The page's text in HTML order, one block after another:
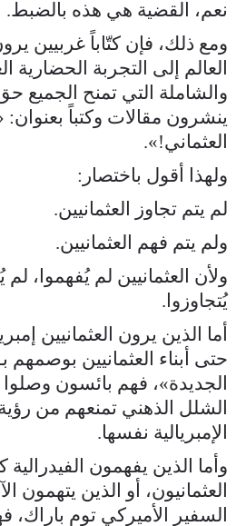
نعم، القضية هي هذه بالضبط.
ومع ذلك، فإن كتّاباً غربيين
العالم إلى التجربة الحضارية
والشاملة التي تمنح الجميع
ينشرون مقالات وكتباً بعنوان:
العثماني!».
ولهذا أقول باختصار:
لم يتم تجاوز العثمانيين.
ولم يتم فهم العثمانيين.
ولأن العثمانيين لم يُفهموا،
يُتجاوزوا.
أما الذين يرون العثمانيين
حتى أبناء العثمانيين بوصمهم
الجديدة»، فهم بائسون
الشلل الذهني تمنعهم من رؤية
الإمبريالية نفسها.
وأما الذين يفهمون الفيدرالية
العثمانيون، أو الذين يتهمون
السفير الأميركي توم باراك،